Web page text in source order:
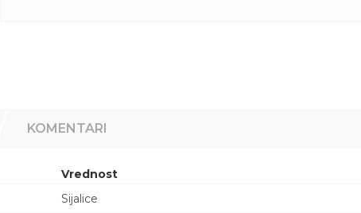
KOMENTARI
Vrednost
Sijalice